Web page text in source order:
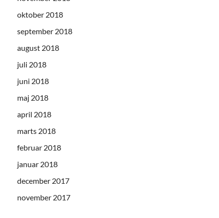
oktober 2018
september 2018
august 2018
juli 2018
juni 2018
maj 2018
april 2018
marts 2018
februar 2018
januar 2018
december 2017
november 2017